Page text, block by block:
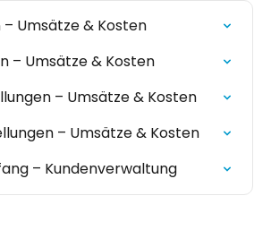
Umsätze & Kosten
– Umsätze & Kosten
– Umsätze & Kosten
– Umsätze & Kosten
– Kundenverwaltung